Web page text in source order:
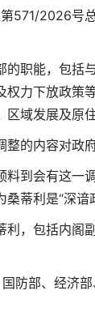
571/2026号
职能，包括
力下放政策
域发展及原
的内容对政
到会有这一
蒂利是“深谙
，包括内阁
防部、经济